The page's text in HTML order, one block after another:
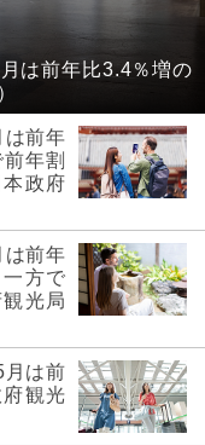
は前年比3.4％増の
は前年
年割
政府
は前年
方で
光局
月は前
観光